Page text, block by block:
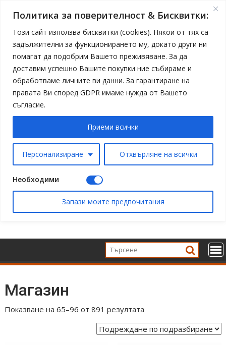
Политика за поверителност & Бисквитки:
Този сайт използва бисквитки (cookies). Някои от тях са
задължителни за функционирането му, докато други ни
помагат да подобрим Вашето преживяване. За да
доставим успешно Вашите покупки ние събираме и
обработваме личните ви данни. За гарантиране на
правата Ви според GDPR имаме нужда от Вашето
съгласие.
Персонализиране Отхвърляне на всички
Приеми всички
Необходими
Запази моите предпочитания
to
Магазин
Показване на 65–96 от 891 резултата